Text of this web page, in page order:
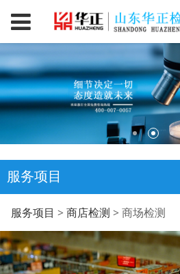
服务项目
商场检测
服务项目 > 商店检测 > 商场检测